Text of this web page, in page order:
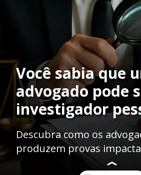
Você sabia que
advogado pode
investigador
Descubra como os
produzem provas